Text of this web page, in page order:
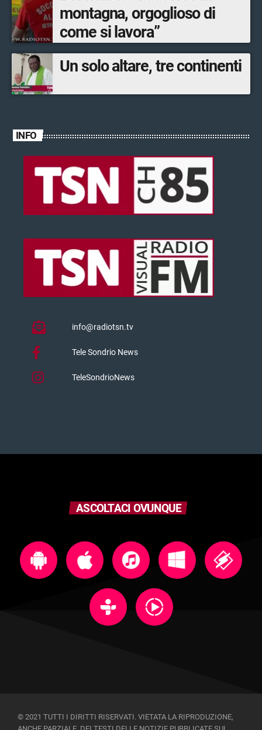
montagna, orgoglioso di
come si lavora”
Un solo altare, tre continenti
INFO
info@radiotsn.tv
Tele Sondrio News
TeleSondrioNews
ASCOLTACI OVUNQUE
© 2021 TUTTI I DIRITTI RISERVATI. VIETATA LA RIPRODUZIONE,